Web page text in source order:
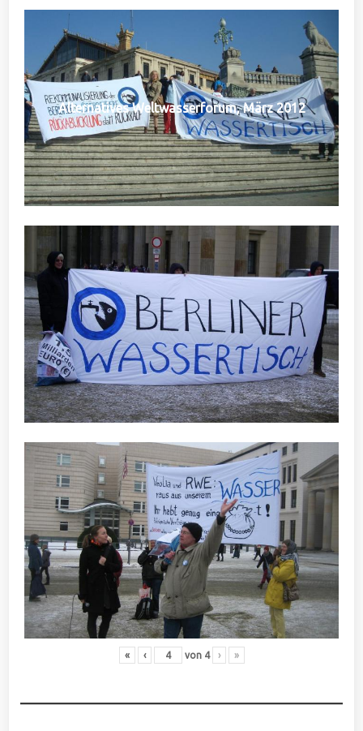
Alternatives Weltwasserforum, März 2012
« ‹ von 4 › »